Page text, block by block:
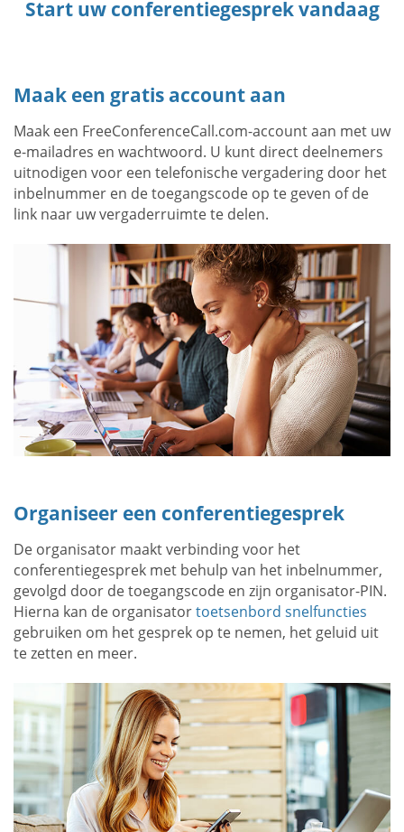
Start uw conferentiegesprek vandaag
Maak een gratis account aan
Maak een FreeConferenceCall.com-account aan met uw
e-mailadres en wachtwoord. U kunt direct deelnemers
uitnodigen voor een telefonische vergadering door het
inbelnummer en de toegangscode op te geven of de
link naar uw vergaderruimte te delen.
Organiseer een conferentiegesprek
De organisator maakt verbinding voor het
conferentiegesprek met behulp van het inbelnummer,
gevolgd door de toegangscode en zijn organisator-PIN.
Hierna kan de organisatortoetsenbord snelfuncties
gebruiken om het gesprek op te nemen, het geluid uit
te zetten en meer.